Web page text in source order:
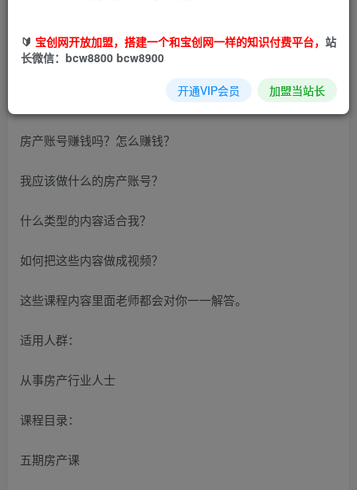
课程从房产账号是怎么赚钱的开始讲起、应该做什么样的房
内容去哪里找、视频用什么形式呈现以及房产账号变现模式1
咨询拓客：把粉丝转换为线下到店咨询、2商业广告去哪里接
房产账号赚钱吗？怎么赚钱？
我应该做什么的房产账号？
什么类型的内容适合我？
如何把这些内容做成视频？
这些课程内容里面老师都会对你一一解答。
适用人群：
从事房产行业人士
课程目录：
五期房产课
🔰 宝创网开放加盟，搭建一个和宝创网一样的知识付费平台， 站
长微信：bcw8800 bcw8900
开通VIP会员 加盟当站长